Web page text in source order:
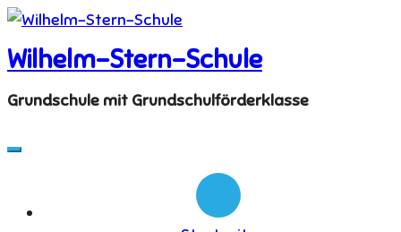
Skip
to
content
Wilhelm-Stern-Schule
Grundschule mit Grundschulförderklasse